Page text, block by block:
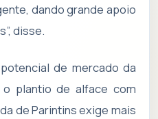
dando grande apoio
disse.
de mercado da
plantio de alface com
de Parintins exige mais